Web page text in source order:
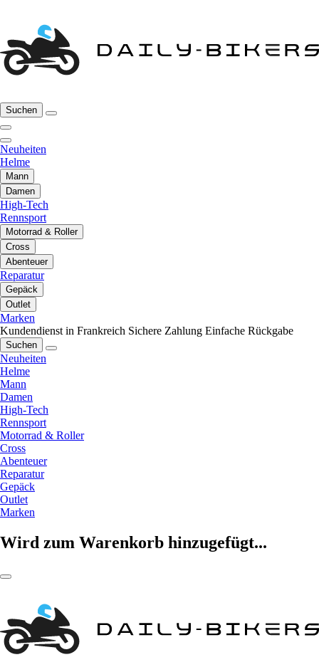
Suchen
Neuheiten
Helme
Mann
Damen
High-Tech
Rennsport
Motorrad & Roller
Cross
Abenteuer
Reparatur
Gepäck
Outlet
Marken
Kundendienst in Frankreich Sichere Zahlung Einfache Rückgabe
Suchen
Neuheiten
Helme
Mann
Damen
High-Tech
Rennsport
Motorrad & Roller
Cross
Abenteuer
Reparatur
Gepäck
Outlet
Marken
Wird zum Warenkorb hinzugefügt...